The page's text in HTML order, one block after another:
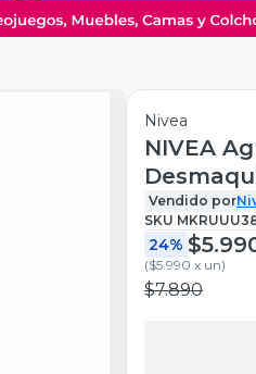
Nivea
NIVEA
Vendido por
SKU
24%
($5.990 x un)
$7.890